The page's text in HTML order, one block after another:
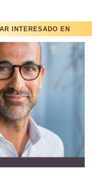
INTERESADO EN